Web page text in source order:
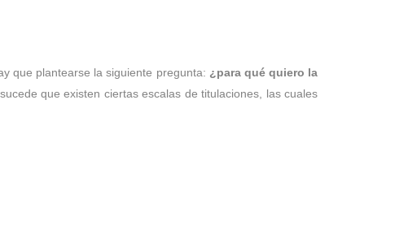
que plantearse la siguiente pregunta: ¿para qué quiero la
que existen ciertas escalas de titulaciones, las cuales